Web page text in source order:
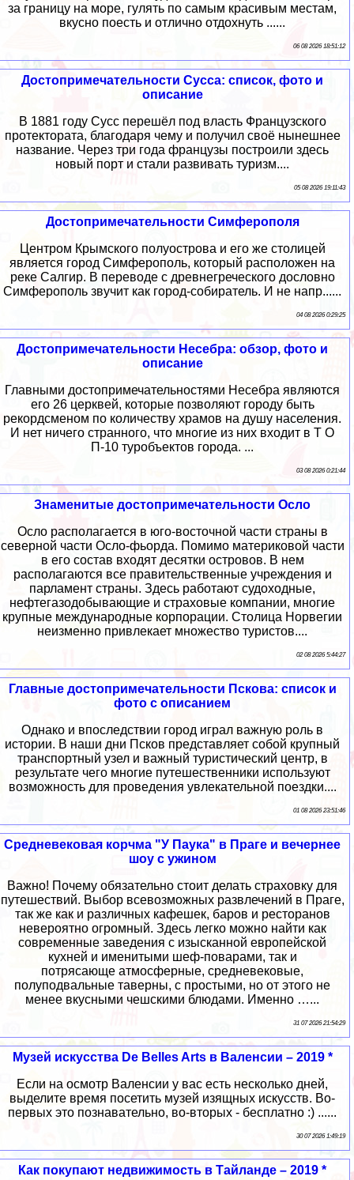
за границу на море, гулять по самым красивым местам,
вкусно поесть и отлично отдохнуть ......
06 08 2026 18:51:12
Достопримечательности Сусса: список, фото и
описание
В 1881 году Сусс перешёл под власть Французского
протектората, благодаря чему и получил своё нынешнее
название. Через три года французы построили здесь
новый порт и стали развивать туризм....
05 08 2026 19:11:43
Достопримечательности Симферополя
Центром Крымского полуострова и его же столицей
является город Симферополь, который расположен на
реке Салгир. В переводе с древнегреческого дословно
Симферополь звучит как город-собиратель. И не напр......
04 08 2026 0:29:25
Достопримечательности Несебра: обзор, фото и
описание
Главными достопримечательностями Несебра являются
его 26 церквей, которые позволяют городу быть
рекордсменом по количеству храмов на душу населения.
И нет ничего странного, что многие из них входит в Т О
П-10 туробъектов города. ...
03 08 2026 0:21:44
Знаменитые достопримечательности Осло
Осло располагается в юго-восточной части страны в
северной части Осло-фьорда. Помимо материковой части
в его состав входят десятки островов. В нем
располагаются все правительственные учреждения и
парламент страны. Здесь работают судоходные,
нефтегазодобывающие и страховые компании, многие
крупные международные корпорации. Столица Норвегии
неизменно привлекает множество туристов....
02 08 2026 5:44:27
Главные достопримечательности Пскова: список и
фото с описанием
Однако и впоследствии город играл важную роль в
истории. В наши дни Псков представляет собой крупный
транспортный узел и важный туристический центр, в
результате чего многие путешественники используют
возможность для проведения увлекательной поездки....
01 08 2026 23:51:46
Средневековая корчма "У Паука" в Праге и вечернее
шоу с ужином
Важно! Почему обязательно стоит делать страховку для
путешествий. Выбор всевозможных развлечений в Праге,
так же как и различных кафешек, баров и ресторанов
невероятно огромный. Здесь легко можно найти как
современные заведения с изысканной европейской
кухней и именитыми шеф-поварами, так и
потрясающе атмосферные, средневековые,
полуподвальные таверны, с простыми, но от этого не
менее вкусными чешскими блюдами. Именно …...
31 07 2026 21:54:29
Музей искусства De Belles Arts в Валенсии – 2019 *
Если на осмотр Валенсии у вас есть несколько дней,
выделите время посетить музей изящных искусств. Во-
первых это познавательно, во-вторых - бесплатно :) ......
30 07 2026 1:49:19
Как покупают недвижимость в Тайланде – 2019 *